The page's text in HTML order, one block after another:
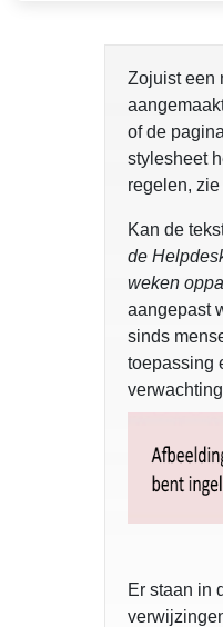
Zojuist een
of de
stylesheet
regelen,
Kan de
de
weken
aangepast
sinds
toepassing
Er staan in